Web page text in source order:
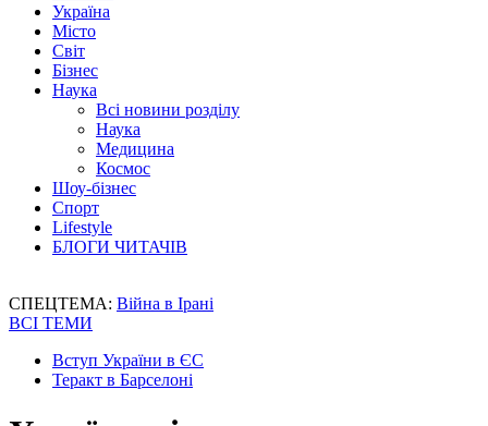
Україна
Місто
Світ
Бізнес
Наука
Всі новини розділу
Наука
Медицина
Космос
Шоу-бізнес
Спорт
Lifestyle
БЛОГИ ЧИТАЧІВ
СПЕЦТЕМА: Війна в Ірані
ВСІ ТЕМИ
Вступ України в ЄС
Теракт в Барселоні